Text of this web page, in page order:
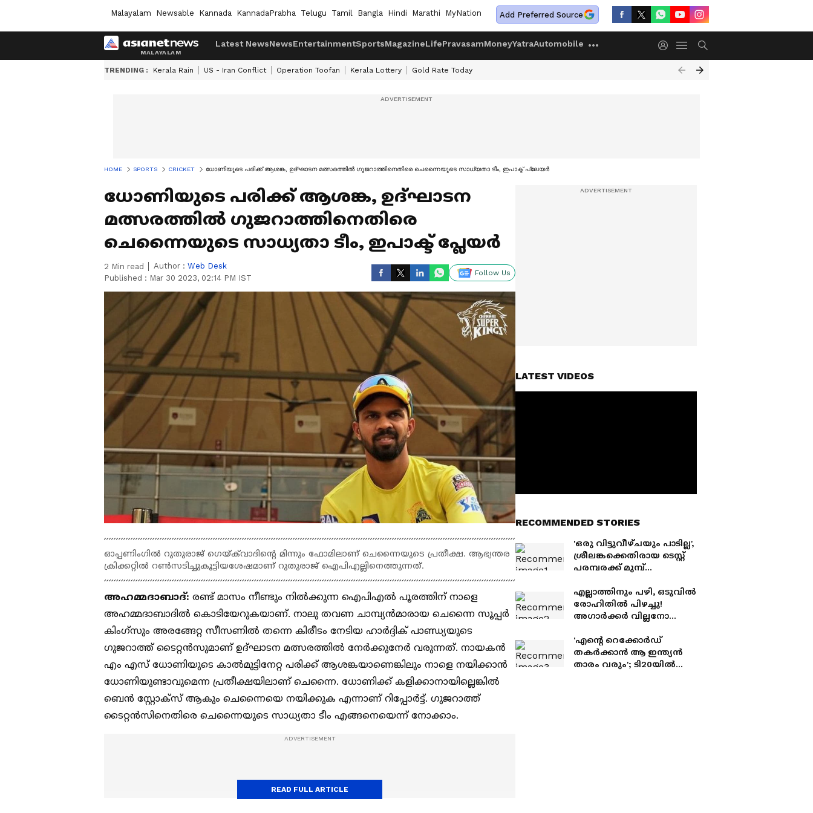
Malayalam Newsable Kannada KannadaPrabha Telugu Tamil Bangla Hindi Marathi MyNation Add Preferred Source
Latest NewsNewsEntertainmentSportsMagazineLifePravasamMoneyYatraAutomobile
TRENDING : Kerala Rain US - Iran Conflict Operation Toofan Kerala Lottery Gold Rate Today
HOME SPORTS CRICKET ധോണിയുടെ പരിക്ക് ആശങ്ക, ഉദ്ഘാടന മത്സരത്തില്‍ ഗുജറാത്തിനെതിരെ ചെന്നൈയുടെ സാധ്യതാ ടീം, ഇപാക്ട് പ്ലേയര്‍
ധോണിയുടെ പരിക്ക് ആശങ്ക, ഉദ്ഘാടന
മത്സരത്തില്‍ ഗുജറാത്തിനെതിരെ
ചെന്നൈയുടെ സാധ്യതാ ടീം, ഇപാക്ട് പ്ലേയര്‍
2 Min read Author : Web Desk
Published : Mar 30 2023, 02:14 PM IST
Follow Us
ഓപ്പണിംഗില്‍ റുതുരാജ് ഗെയ്‌ക്‌വാദിന്‍റെ മിന്നും ഫോമിലാണ് ചെന്നൈയുടെ പ്രതീക്ഷ. ആഭ്യന്തര
ക്രിക്കറ്റില്‍ റണ്‍സടിച്ചുകൂട്ടിയശേഷമാണ് റുതുരാജ് ഐപിഎല്ലിനെത്തുന്നത്.
അഹമ്മദാബാദ്: രണ്ട് മാസം നീണ്ടും നില്‍ക്കുന്ന ഐപിഎല്‍ പൂരത്തിന് നാളെ
അഹമ്മദാബാദില്‍ കൊടിയേറുകയാണ്. നാലു തവണ ചാമ്പ്യന്‍മാരായ ചെന്നൈ സൂപ്പര്‍
കിംഗ്സും അരങ്ങേറ്റ സീസണില്‍ തന്നെ കിരീടം നേടിയ ഹാര്‍ദ്ദിക് പാണ്ഡ്യയുടെ
ഗുജറാത്ത് ടൈറ്റന്‍സുമാണ് ഉദ്ഘാടന മത്സരത്തില്‍ നേര്‍ക്കുനേര്‍ വരുന്നത്. നായകന്‍
എം എസ് ധോണിയുടെ കാല്‍മുട്ടിനേറ്റ പരിക്ക് ആശങ്കയാണെങ്കിലും നാളെ നയിക്കാന്‍
ധോണിയുണ്ടാവുമെന്ന പ്രതീക്ഷയിലാണ് ചെന്നൈ. ധോണിക്ക് കളിക്കാനായില്ലെങ്കില്‍
ബെന്‍ സ്റ്റോക്സ് ആകും ചെന്നൈയെ നയിക്കുക എന്നാണ് റിപ്പോര്‍ട്ട്. ഗുജറാത്ത്
ടൈറ്റന്‍സിനെതിരെ ചെന്നൈയുടെ സാധ്യതാ ടീം എങ്ങനെയെന്ന് നോക്കാം.
READ FULL ARTICLE
LATEST VIDEOS
RECOMMENDED STORIES
'ഒരു വിട്ടുവീഴ്ചയും പാടില്ല',
ശ്രീലങ്കക്കെതിരായ ടെസ്റ്റ്
പരമ്പരക്ക് മുമ്പ്
മുന്നറിയിപ്പുമായി ഗൗതം
ഗംഭീർ
എല്ലാത്തിനും പഴി, ഒടുവില്‍
രോഹിതില്‍ പിഴച്ചു!
അഗാര്‍ക്കർ വില്ലനോ
'എന്‍റെ റെക്കോർഡ്
തകർക്കാൻ ആ ഇന്ത്യൻ
താരം വരും'; ടി20യിൽ